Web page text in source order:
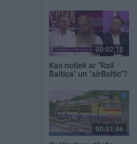
00:02:15
Kas notiek ar "Rail
Baltica" un "airBaltic"?
00:01:46